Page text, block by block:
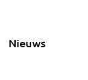
Nieuws